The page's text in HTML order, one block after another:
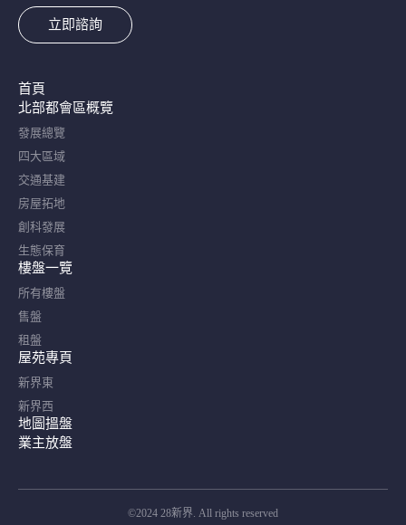
立即諮詢
首頁
北部都會區概覽​
發展總覽
四大區域
交通基建
房屋拓地
創科發展
生態保育
樓盤一覽
所有樓盤
售盤
租盤
屋苑專頁
新界東
新界西
地圖搵盤
業主放盤
©2024 28新界. All rights reserved